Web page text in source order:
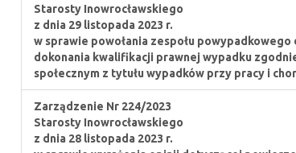
Starosty Inowrocławskiego
z dnia 29 listopada 2023 r.
w sprawie powołania zespołu
dokonania kwalifikacji prawnej wypadku
społecznym z tytułu wypadków przy pracy i
Zarządzenie Nr 224/2023
Starosty Inowrocławskiego
z dnia 28 listopada 2023 r.